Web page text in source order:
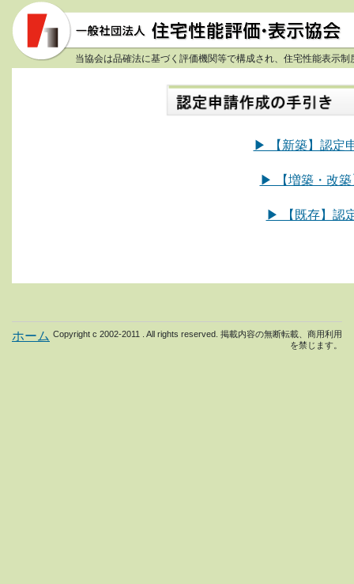
当協会は品確法に基づく評価機関等で構成され、住宅性能表示
▶ 【新築】認定
▶ 【増築・改築
▶ 【既存】認
ホーム Copyright c 2002-2011 . All rights reserved. 掲載内容の無断転載、商用利用
を禁じます。